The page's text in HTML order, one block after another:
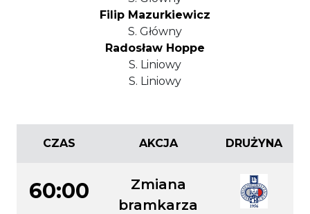
Filip Mazurkiewicz
S. Główny
Radosław Hoppe
S. Liniowy
S. Liniowy
CZAS AKCJA DRUŻYNA
60:00
Zmiana
bramkarza